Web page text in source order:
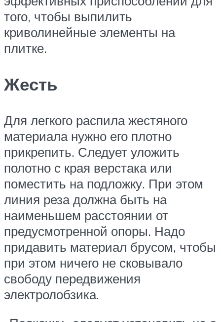
того, чтобы выпилить
криволинейные элементы на
плитке.
Жесть
Для легкого распила жестяного
материала нужно его плотно
прикрепить. Следует уложить
полотно с края верстака или
поместить на подложку. При этом
линия реза должна быть на
наименьшем расстоянии от
предусмотренной опоры. Надо
придавить материал брусом, чтобы
при этом ничего не сковывало
свободу передвижения
электролобзика.